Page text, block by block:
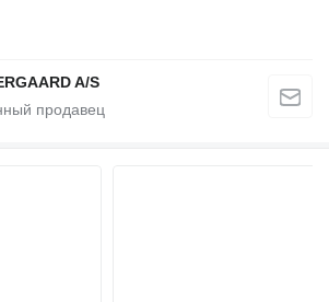
A/S